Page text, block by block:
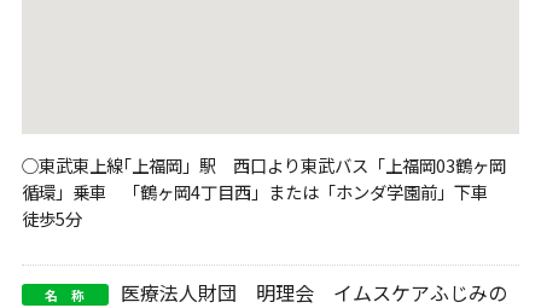
○東武東上線｢上福岡」駅 西口より東武バス「上福岡03鶴ヶ岡
循環」乗車 「鶴ヶ岡4丁目西」または「ホンダ学園前」下車
徒歩5分
名 称
医療法人財団 明理会 イムスケアふじみの